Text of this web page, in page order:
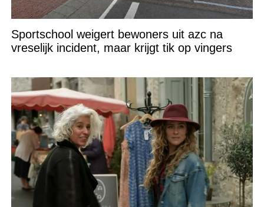
Sportschool weigert bewoners uit azc na
vreselijk incident, maar krijgt tik op vingers